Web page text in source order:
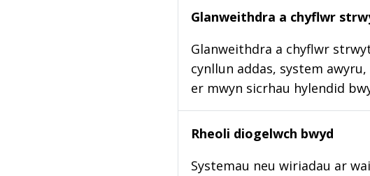
Glanweithdra a chyflwr
Glanweithdra a chyflwr
cynllun addas, system
er mwyn sicrhau hylendid
Rheoli diogelwch bwyd
Systemau neu wiriadau ar